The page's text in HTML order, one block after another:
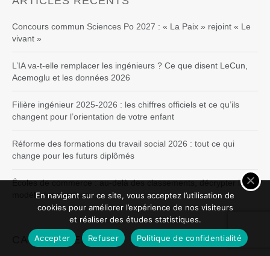
Concours commun Sciences Po 2027 : « La Paix » rejoint « Le
vivant »
L’IA va-t-elle remplacer les ingénieurs ? Ce que disent LeCun,
Acemoglu et les données 2026
Filière ingénieur 2025-2026 : les chiffres officiels et ce qu’ils
changent pour l’orientation de votre enfant
Réforme des formations du travail social 2026 : tout ce qui
change pour les futurs diplômés
Écoles de commerce : au-delà des classements, décrypter leur
modèle économique
CATÉGORIES
En navigant sur ce site, vous acceptez l’utilisation de
cookies pour améliorer l’expérience de nos visiteurs
et réaliser des études statistiques.
Accepter
Refuser Politique de confidentialité